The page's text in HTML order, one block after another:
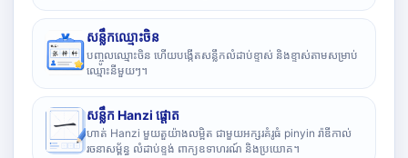
សន្លឹកឈ្មោះចិន
បញ្ចូលឈ្មោះចិន ហើយបង្កើតសន្លឹកលំដាប់ខ្ទាស់ និងខ្ទាស់តាមសម្រាប់
ឈ្មោះនីមួយៗ។
សន្លឹក Hanzi ផ្តោត
ហាត់ Hanzi មួយតួយ៉ាងលម្អិត ជាមួយអក្សរគំរូធំ pinyin រ៉ាឌីកាល់
រចនាសម្ព័ន្ធ លំដាប់ខ្ទង់ ពាក្យឧទាហរណ៍ និងប្រយោគ។